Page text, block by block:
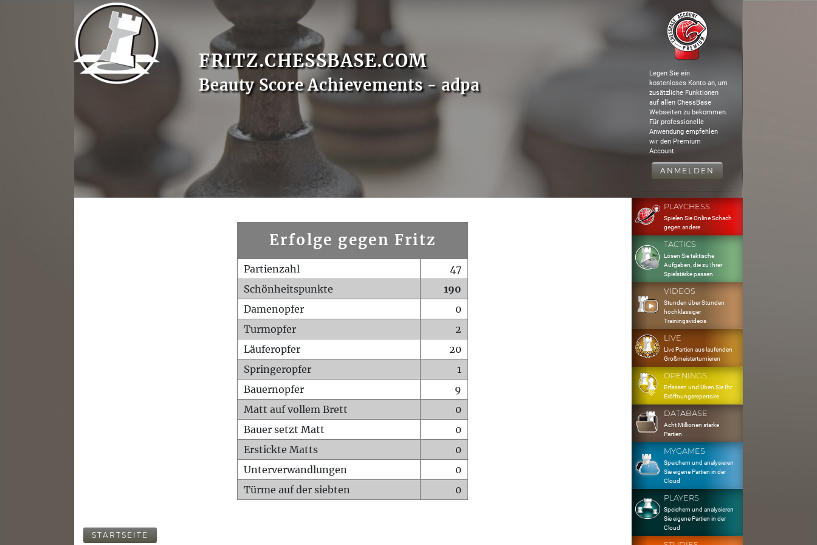
FRITZ.CHESSBASE.COM
Beauty Score Achievements - adpa
Legen Sie ein
kostenloses Konto an, um
zusätzliche Funktionen
auf allen ChessBase
Webseiten zu bekommen.
Für professionelle
Anwendung empfehlen
wir den Premium
Account.
ANMELDEN
Erfolge gegen Fritz
Partienzahl
47
Schönheitspunkte
190
Damenopfer
0
Turmopfer
2
Läuferopfer
20
Springeropfer
1
Bauernopfer
9
Matt auf vollem Brett
0
Bauer setzt Matt
0
Erstickte Matts
0
Unterverwandlungen
0
Türme auf der siebten
0
STARTSEITE
PLAYCHESS
Spielen Sie Online Schach
gegen andere
TACTICS
Lösen Sie taktische
Aufgaben, die zu Ihrer
Spielstärke passen
VIDEOS
Stunden über Stunden
hochklassiger
Trainingsvideos
LIVE
Live Partien aus laufenden
Großmeisterturnieren
OPENINGS
Erfassen und Üben Sie Ihr
Eröffnungsrepertoire
DATABASE
Acht Millionen starke
Partien
MYGAMES
Speichern und analysieren
Sie eigene Partien in der
Cloud
PLAYERS
Speichern und analysieren
Sie eigene Partien in der
Cloud